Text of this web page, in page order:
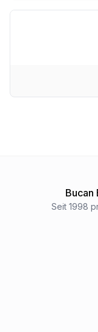
Bucan
Seit 1998